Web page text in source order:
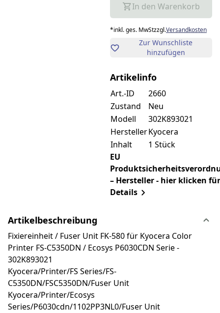
In den Warenkorb
*inkl. ges. MwStzzgl.Versandkosten
Zur Wunschliste
hinzufügen
Artikelinfo
Art.-ID
2660
Zustand
Neu
Modell
302K893021
HerstellerKyocera
Inhalt
1 Stück
EU
– Hersteller - hier klicken für
Details
Artikelbeschreibung
Fixiereinheit / Fuser Unit FK-580 für Kyocera Color
Printer FS-C5350DN / Ecosys P6030CDN Serie -
302K893021
Kyocera/Printer/FS Series/FS-
C5350DN/FSC5350DN/Fuser Unit
Kyocera/Printer/Ecosys
Series/P6030cdn/1102PP3NL0/Fuser Unit